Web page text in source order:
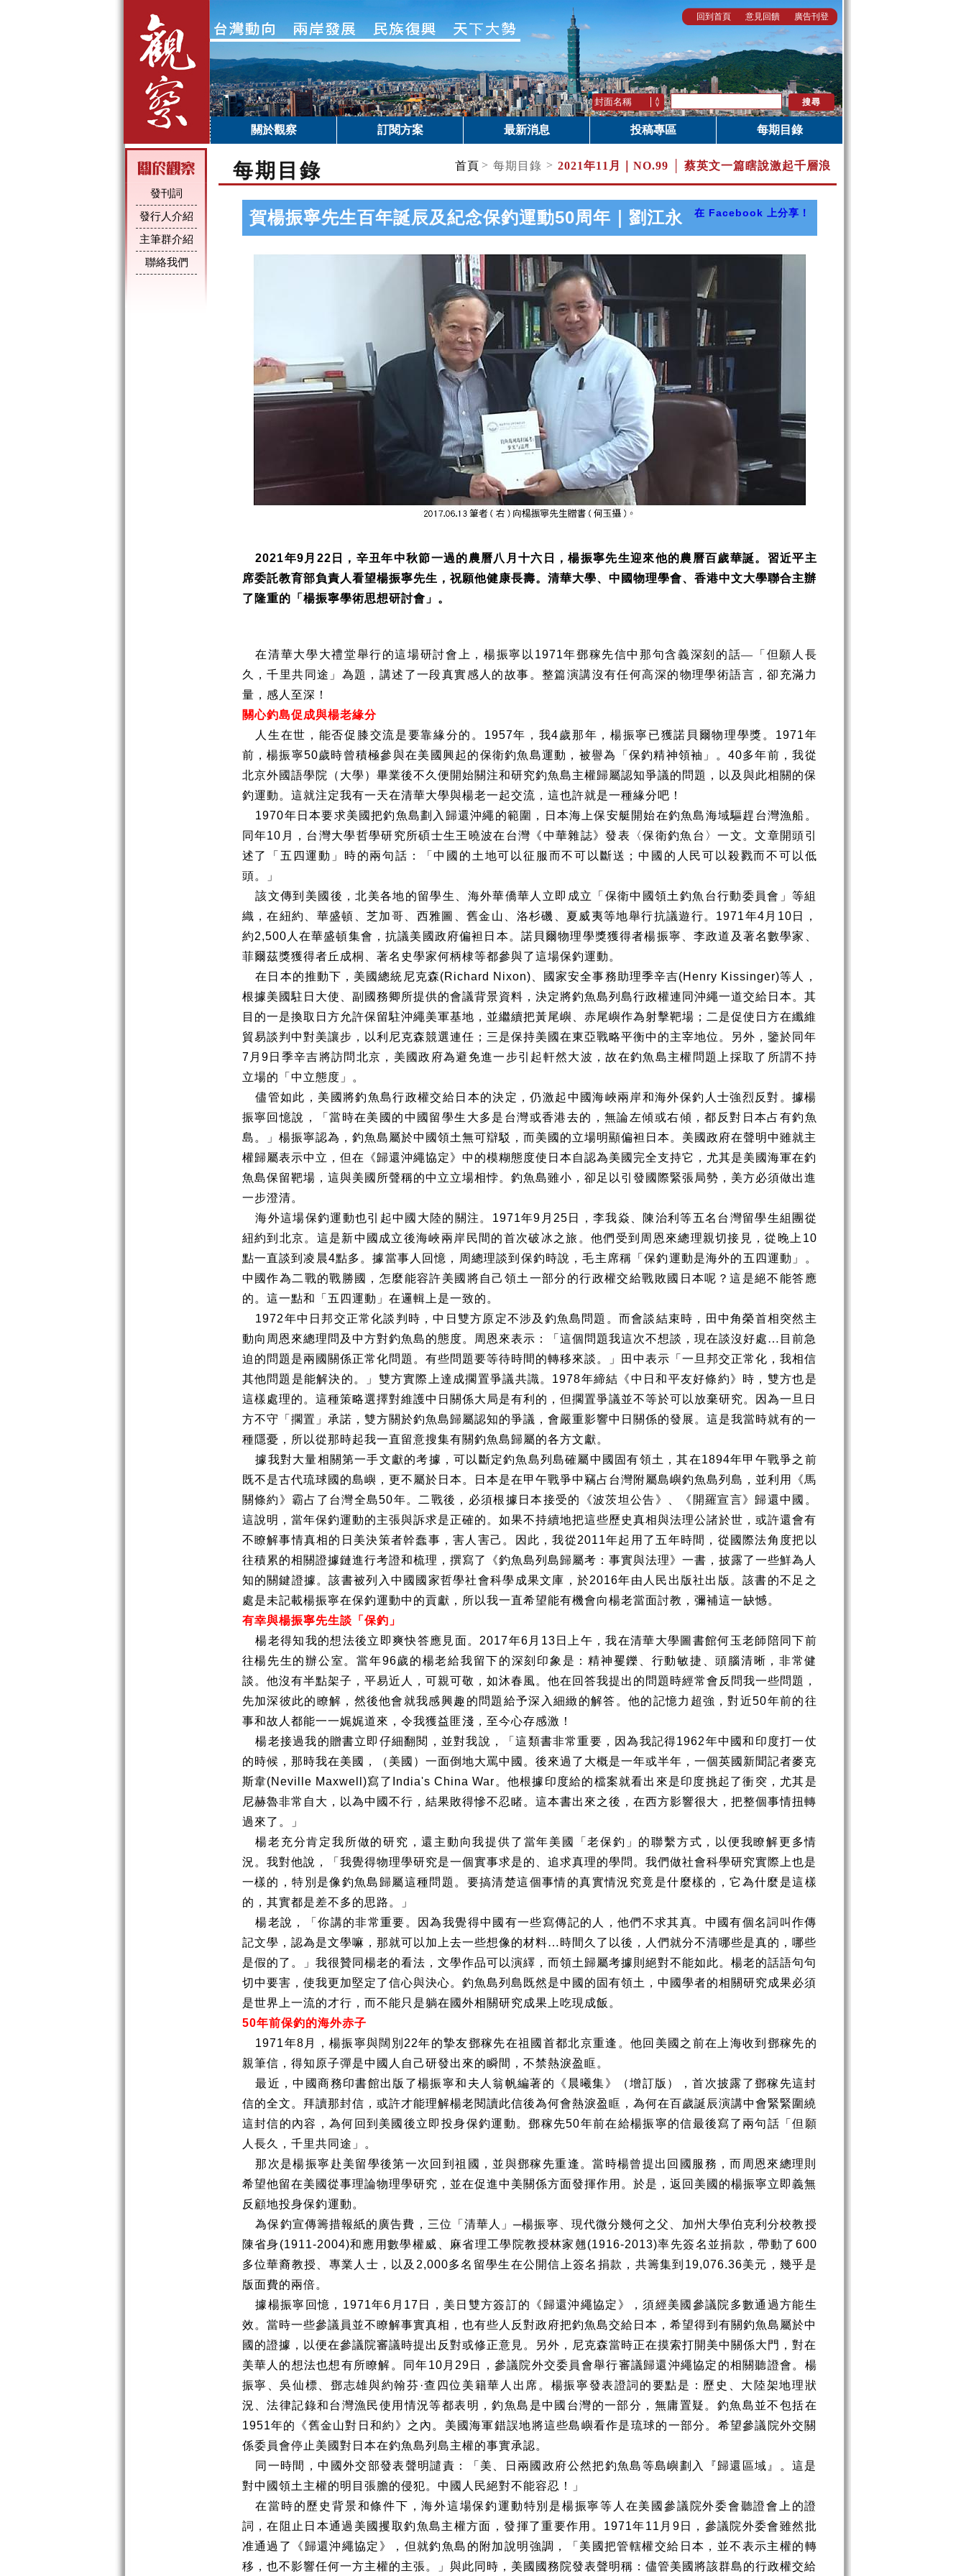
回到首頁 意見回饋 廣告刊登
關於觀察 訂閱方案 最新消息 投稿專區 每期目錄
發刊詞
發行人介紹
主筆群介紹
聯絡我們
每期目錄 首頁 > 每期目錄 > 2021年11月｜ NO.99 │ 蔡英文一篇瞎說激起千層浪
賀楊振寧先生百年誕辰及紀念保釣運動50周年｜劉江永 在 Facebook 上分享！
2021年9 月 22 日，辛丑年中秋節一過的農曆八月十六日，楊振寧先生迎來他的農曆百歲華誕。習近平主
席委託教育部負責人看望楊振寧先生，祝願他健康長壽。清華大學、中國物理學會、香港中文大學聯合主辦
了隆重的「楊振寧學術思想研討會」。
在清華大學大禮堂舉行的這場研討會上，楊振寧以 1971年鄧稼先信中那句含義深刻的話—「但願人長
久，千里共同途」為題，講述了一段真實感人的故事。整篇演講沒有任何高深的物理學術語言，卻充滿力
量，感人至深！
關心釣島促成與楊老緣分
人生在世，能否促膝交流是要靠緣分的。 1957年，我4歲那年，楊振寧已獲諾貝爾物理學獎。 1971年
前，楊振寧50歲時曾積極參與在美國興起的保衛釣魚島運動，被譽為「保釣精神領袖」。 40多年前，我從
北京外國語學院（大學）畢業後不久便開始關注和研究釣魚島主權歸屬認知爭議的問題，以及與此相關的保
釣運動。這就注定我有一天在清華大學與楊老一起交流，這也許就是一種緣分吧！
1970年日本要求美國把釣魚島劃入歸還沖繩的範圍，日本海上保安艇開始在釣魚島海域驅趕台灣漁船。
同年10 月，台灣大學哲學研究所碩士生王曉波在台灣《中華雜誌》發表〈保衛釣魚台〉一文。文章開頭引
述了「五四運動」時的兩句話：「中國的土地可以征服而不可以斷送；中國的人民可以殺戮而不可以低
頭。」
該文傳到美國後，北美各地的留學生、海外華僑華人立即成立「保衛中國領土釣魚台行動委員會」等組
織，在紐約、華盛頓、芝加哥、西雅圖、舊金山、洛杉磯、夏威夷等地舉行抗議遊行。 1971年4 月 10 日，
約2,500 人在華盛頓集會，抗議美國政府偏袒日本。諾貝爾物理學獎獲得者楊振寧、李政道及著名數學家、
菲爾茲獎獲得者丘成桐、著名史學家何柄棣等都參與了這場保釣運動。
在日本的推動下，美國總統尼克森(Richard Nixon) 、國家安全事務助理季辛吉(Henry Kissinger)等人，
根據美國駐日大使、副國務卿所提供的會議背景資料，決定將釣魚島列島行政權連同沖繩一道交給日本。其
目的一是換取日方允許保留駐沖繩美軍基地，並繼續把黃尾嶼、赤尾嶼作為射擊靶場；二是促使日方在纖維
貿易談判中對美讓步，以利尼克森競選連任；三是保持美國在東亞戰略平衡中的主宰地位。另外，鑒於同年
7 月9 日季辛吉將訪問北京，美國政府為避免進一步引起軒然大波，故在釣魚島主權問題上採取了所謂不持
立場的「中立態度」。
儘管如此，美國將釣魚島行政權交給日本的決定，仍激起中國海峽兩岸和海外保釣人士強烈反對。據楊
振寧回憶說，「當時在美國的中國留學生大多是台灣或香港去的，無論左傾或右傾，都反對日本占有釣魚
島。」楊振寧認為，釣魚島屬於中國領土無可辯駁，而美國的立場明顯偏袒日本。美國政府在聲明中雖就主
權歸屬表示中立，但在《歸還沖繩協定》中的模糊態度使日本自認為美國完全支持它，尤其是美國海軍在釣
魚島保留靶場，這與美國所聲稱的中立立場相悖。釣魚島雖小，卻足以引發國際緊張局勢，美方必須做出進
一步澄清。
海外這場保釣運動也引起中國大陸的關注。 1971年9 月 25 日，李我焱、陳治利等五名台灣留學生組團從
紐約到北京。這是新中國成立後海峽兩岸民間的首次破冰之旅。他們受到周恩來總理親切接見，從晚上 10
點一直談到凌晨4點多。據當事人回憶，周總理談到保釣時說，毛主席稱「保釣運動是海外的五四運動」。
中國作為二戰的戰勝國，怎麼能容許美國將自己領土一部分的行政權交給戰敗國日本呢？這是絕不能答應
的。這一點和「五四運動」在邏輯上是一致的。
1972年中日邦交正常化談判時，中日雙方原定不涉及釣魚島問題。而會談結束時，田中角榮首相突然主
動向周恩來總理問及中方對釣魚島的態度。周恩來表示：「這個問題我這次不想談，現在談沒好處…目前急
迫的問題是兩國關係正常化問題。有些問題要等待時間的轉移來談。」田中表示「一旦邦交正常化，我相信
其他問題是能解決的。」雙方實際上達成擱置爭議共識。 1978年締結《中日和平友好條約》時，雙方也是
這樣處理的。這種策略選擇對維護中日關係大局是有利的，但擱置爭議並不等於可以放棄研究。因為一旦日
方不守「擱置」承諾，雙方關於釣魚島歸屬認知的爭議，會嚴重影響中日關係的發展。這是我當時就有的一
種隱憂，所以從那時起我一直留意搜集有關釣魚島歸屬的各方文獻。
據我對大量相關第一手文獻的考據，可以斷定釣魚島列島確屬中國固有領土，其在1894年甲午戰爭之前
既不是古代琉球國的島嶼，更不屬於日本。日本是在甲午戰爭中竊占台灣附屬島嶼釣魚島列島，並利用《馬
關條約》霸占了台灣全島50年。二戰後，必須根據日本接受的《波茨坦公告》、《開羅宣言》歸還中國。
這說明，當年保釣運動的主張與訴求是正確的。如果不持續地把這些歷史真相與法理公諸於世，或許還會有
不瞭解事情真相的日美決策者幹蠢事，害人害己。因此，我從2011年起用了五年時間，從國際法角度把以
往積累的相關證據鏈進行考證和梳理，撰寫了《釣魚島列島歸屬考：事實與法理》一書，披露了一些鮮為人
知的關鍵證據。該書被列入中國國家哲學社會科學成果文庫，於2016年由人民出版社出版。該書的不足之
處是未記載楊振寧在保釣運動中的貢獻，所以我一直希望能有機會向楊老當面討教，彌補這一缺憾。
有幸與楊振寧先生談「保釣」
楊老得知我的想法後立即爽快答應見面。 2017年6 月 13 日上午，我在清華大學圖書館何玉老師陪同下前
往楊先生的辦公室。當年96歲的楊老給我留下的深刻印象是：精神矍鑠、行動敏捷、頭腦清晰，非常健
談。他沒有半點架子，平易近人，可親可敬，如沐春風。他在回答我提出的問題時經常會反問我一些問題，
先加深彼此的瞭解，然後他會就我感興趣的問題給予深入細緻的解答。他的記憶力超強，對近50年前的往
事和故人都能一一娓娓道來，令我獲益匪淺，至今心存感激！
楊老接過我的贈書立即仔細翻閱，並對我說，「這類書非常重要，因為我記得1962年中國和印度打一仗
的時候，那時我在美國，（美國）一面倒地大罵中國。後來過了大概是一年或半年，一個英國新聞記者麥克
斯韋(Neville Maxwell)寫了 India's China War 。他根據印度給的檔案就看出來是印度挑起了衝突，尤其是
尼赫魯非常自大，以為中國不行，結果敗得慘不忍睹。這本書出來之後，在西方影響很大，把整個事情扭轉
過來了。」
楊老充分肯定我所做的研究，還主動向我提供了當年美國「老保釣」的聯繫方式，以便我瞭解更多情
況。我對他說，「我覺得物理學研究是一個實事求是的、追求真理的學問。我們做社會科學研究實際上也是
一樣的，特別是像釣魚島歸屬這種問題。要搞清楚這個事情的真實情況究竟是什麼樣的，它為什麼是這樣
的，其實都是差不多的思路。」
楊老說，「你講的非常重要。因為我覺得中國有一些寫傳記的人，他們不求其真。中國有個名詞叫作傳
記文學，認為是文學嘛，那就可以加上去一些想像的材料…時間久了以後，人們就分不清哪些是真的，哪些
是假的了。」我很贊同楊老的看法，文學作品可以演繹，而領土歸屬考據則絕對不能如此。楊老的話語句句
切中要害，使我更加堅定了信心與決心。釣魚島列島既然是中國的固有領土，中國學者的相關研究成果必須
是世界上一流的才行，而不能只是躺在國外相關研究成果上吃現成飯。
50年前保釣的海外赤子
1971年8 月，楊振寧與闊別 22年的摯友鄧稼先在祖國首都北京重逢。他回美國之前在上海收到鄧稼先的
親筆信，得知原子彈是中國人自己研發出來的瞬間，不禁熱淚盈眶。
最近，中國商務印書館出版了楊振寧和夫人翁帆編著的《晨曦集》（增訂版），首次披露了鄧稼先這封
信的全文。拜讀那封信，或許才能理解楊老閱讀此信後為何會熱淚盈眶，為何在百歲誕辰演講中會緊緊圍繞
這封信的內容，為何回到美國後立即投身保釣運動。鄧稼先50年前在給楊振寧的信最後寫了兩句話「但願
人長久，千里共同途」。
那次是楊振寧赴美留學後第一次回到祖國，並與鄧稼先重逢。當時楊曾提出回國服務，而周恩來總理則
希望他留在美國從事理論物理學研究，並在促進中美關係方面發揮作用。於是，返回美國的楊振寧立即義無
反顧地投身保釣運動。
為保釣宣傳籌措報紙的廣告費，三位「清華人」─楊振寧、現代微分幾何之父、加州大學伯克利分校教授
陳省身(1911-2004)和應用數學權威、麻省理工學院教授林家翹 (1916-2013)率先簽名並捐款，帶動了 600
多位華裔教授、專業人士，以及 2,000多名留學生在公開信上簽名捐款，共籌集到 19,076.36美元，幾乎是
版面費的兩倍。
據楊振寧回憶， 1971年6 月 17 日，美日雙方簽訂的《歸還沖繩協定》，須經美國參議院多數通過方能生
效。當時一些參議員並不瞭解事實真相，也有些人反對政府把釣魚島交給日本，希望得到有關釣魚島屬於中
國的證據，以便在參議院審議時提出反對或修正意見。另外，尼克森當時正在摸索打開美中關係大門，對在
美華人的想法也想有所瞭解。同年10 月 29 日，參議院外交委員會舉行審議歸還沖繩協定的相關聽證會。楊
振寧、吳仙標、鄧志雄與約翰芬·查四位美籍華人出席。楊振寧發表證詞的要點是：歷史、大陸架地理狀
況、法律記錄和台灣漁民使用情況等都表明，釣魚島是中國台灣的一部分，無庸置疑。釣魚島並不包括在
1951年的《舊金山對日和約》之內。美國海軍錯誤地將這些島嶼看作是琉球的一部分。希望參議院外交關
係委員會停止美國對日本在釣魚島列島主權的事實承認。
同一時間，中國外交部發表聲明譴責：「美、日兩國政府公然把釣魚島等島嶼劃入『歸還區域』。這是
對中國領土主權的明目張膽的侵犯。中國人民絕對不能容忍！」
在當時的歷史背景和條件下，海外這場保釣運動特別是楊振寧等人在美國參議院外委會聽證會上的證
詞，在阻止日本通過美國攫取釣魚島主權方面，發揮了重要作用。 1971年11 月 9 日，參議院外委會雖然批
准通過了《歸還沖繩協定》，但就釣魚島的附加說明強調，「美國把管轄權交給日本，並不表示主權的轉
移，也不影響任何一方主權的主張。」與此同時，美國國務院發表聲明稱：儘管美國將該群島的行政權交給